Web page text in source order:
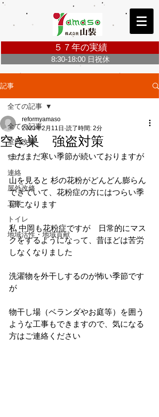
５７年の実績
8:30-18:00 日祝休
記事
全ての記事
室内改修
ｻｰﾋﾞｽ
連絡
屋外改修
工事
トイレ
地域活性・地域貢献
全ての記事
空き巣 強盗対策
reformyamaso
2023年2月11日 読了時間: 2分
まだまだ寒い季節が続いておりますが
山を見ると 杉の花粉がどんどん膨らん
できていて、花粉症の方にはつらい季
節になります
私 中岡も花粉症ですが　日常的にマス
クをするようになって、昔ほどは苦労
しなくなりました
洗濯物を外干しするのが怖い季節です
が
物干し場（ベランダやお庭等）を囲う
ような工事もできますので、気になる
方はご連絡ください